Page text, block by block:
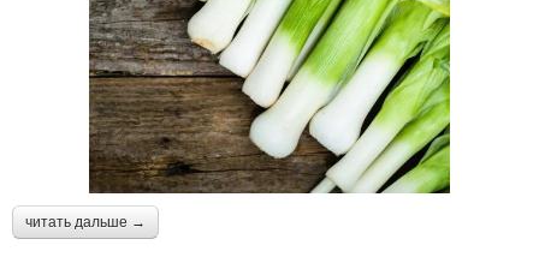
читать дальше →